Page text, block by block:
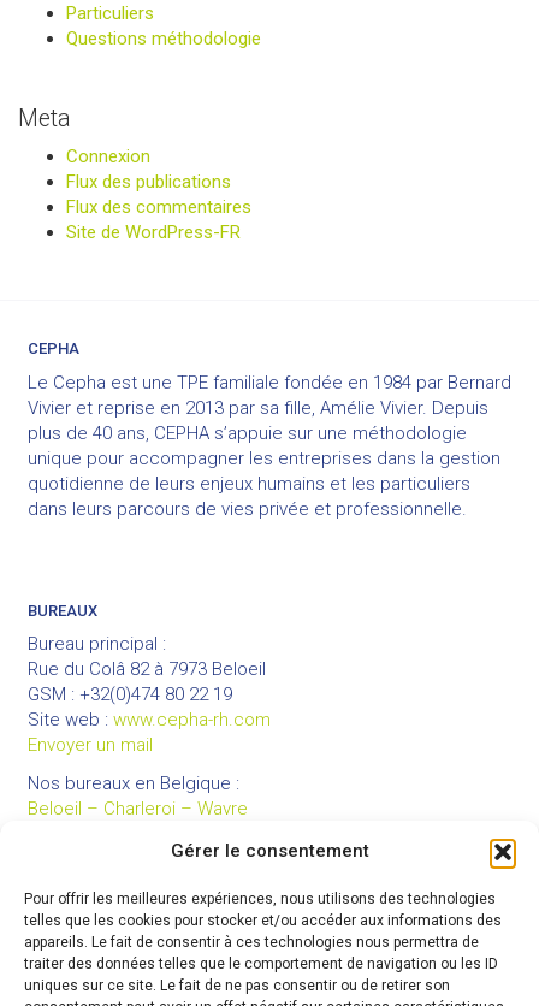
Gérer le consentement
Pour offrir les meilleures expériences, nous utilisons des technologies
telles que les cookies pour stocker et/ou accéder aux informations des
appareils. Le fait de consentir à ces technologies nous permettra de
traiter des données telles que le comportement de navigation ou les ID
uniques sur ce site. Le fait de ne pas consentir ou de retirer son
Particuliers
Questions méthodologie
Meta
Connexion
Flux des publications
Flux des commentaires
Site de WordPress-FR
CEPHA
Le Cepha est une TPE familiale fondée en 1984 par Bernard
Vivier et reprise en 2013 par sa fille, Amélie Vivier. Depuis
plus de 40 ans, CEPHA s’appuie sur une méthodologie
unique pour accompagner les entreprises dans la gestion
quotidienne de leurs enjeux humains et les particuliers
dans leurs parcours de vies privée et professionnelle.
BUREAUX
Bureau principal :
Rue du Colâ 82 à 7973 Beloeil
GSM : +32(0)474 80 22 19
Site web : www.cepha-rh.com
Envoyer un mail
Nos bureaux en Belgique :
Beloeil – Charleroi – Wavre
LIENS UTILES
Mentions légales
Conditions générales de vente